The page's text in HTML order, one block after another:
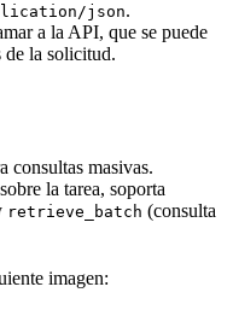
json.
a la API, que se puede
de la solicitud.
consultas masivas.
la tarea, soporta
retrieve_batch (consulta
imagen: